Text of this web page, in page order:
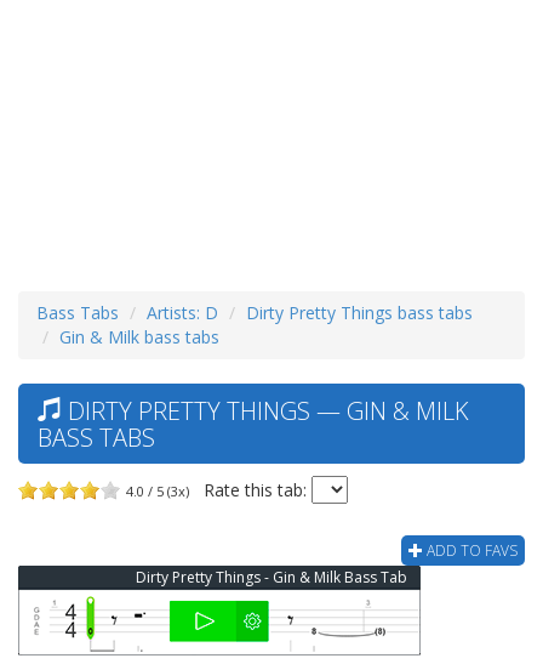
Bass Tabs Artists: D
Dirty Pretty Things bass tabs
Gin & Milk bass tabs
DIRTY PRETTY THINGS — GIN & MILK
BASS TABS
4.0 / 5 (3x) Rate this tab:
ADD TO FAVS
Dirty Pretty Things - Gin & Milk Bass Tab